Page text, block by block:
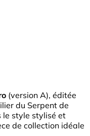
(version A), éditée
du Serpent de
le style stylisé et
de collection idéale